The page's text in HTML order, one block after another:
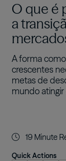
O que é
a
A forma
crescentes
metas de
mundo
19 Minute
Quick Actions